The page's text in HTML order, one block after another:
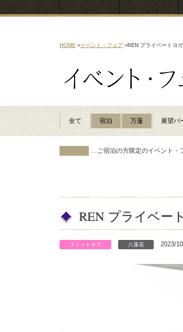
HOME >イベント・フェア >REN プライベートヨ
全て 宿泊 万蓮 展望バ
…ご宿泊の方限定のイベント・
REN プライベー
フィットネス 八蓮花 2023/